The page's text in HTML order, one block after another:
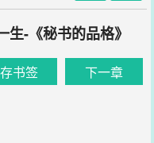
-《秘书的品格》
存书签 下一章